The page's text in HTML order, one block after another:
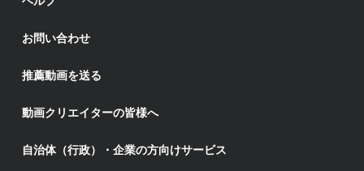
お問い合わせ
推薦動画を送る
動画クリエイターの皆様へ
自治体（行政）・企業の方向けサービス